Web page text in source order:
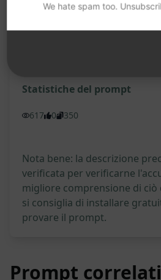
Prova
Statistiche del prompt
617 0 350
Nota bene: la descrizione
verificata per verificarne
migliore comprensione di ciò
si consiglia di installare
provare il prompt.
Prompt correlati
We hate spam too.